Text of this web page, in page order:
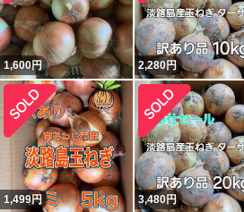
1,600円 2,280円
1,499円 3,480円